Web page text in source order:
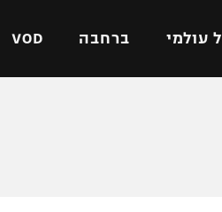
עולמי ברחבה VOD